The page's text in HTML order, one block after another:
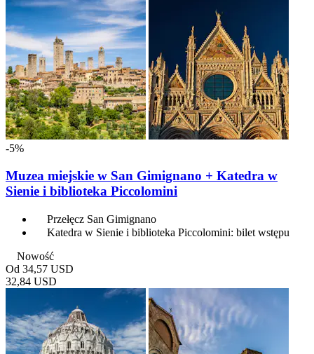
-5%
Muzea miejskie w San Gimignano + Katedra w
Sienie i biblioteka Piccolomini
Przełęcz San Gimignano
Katedra w Sienie i biblioteka Piccolomini: bilet wstępu
Nowość
Od 34,57 USD
32,84 USD